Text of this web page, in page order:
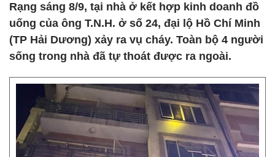
Rạng sáng 8/9, tại nhà ở kết hợp kinh doanh đồ
uống của ông T.N.H. ở số 24, đại lộ Hồ Chí Minh
(TP Hải Dương) xảy ra vụ cháy. Toàn bộ 4 người
sống trong nhà đã tự thoát được ra ngoài.